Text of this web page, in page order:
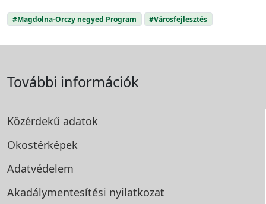
#Magdolna-Orczy negyed Program #Városfejlesztés
További információk
Közérdekű adatok
Okostérképek
Adatvédelem
Akadálymentesítési nyilatkozat